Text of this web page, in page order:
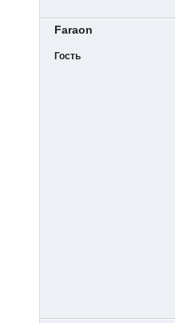
Faraon
Гость